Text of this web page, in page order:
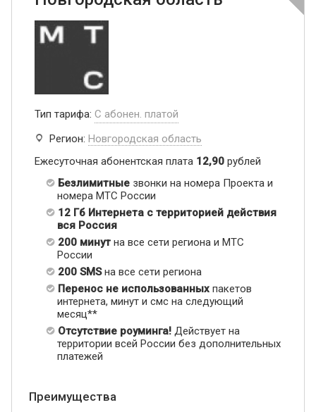
Тип тарифа: С абонен. платой
Регион: Новгородская область
Ежесуточная абонентская плата 12,90 рублей
Безлимитные звонки на номера Проекта и
номера МТС России
12 Гб Интернета с территорией действия
вся Россия
200 минут на все сети региона и МТС
России
200 SMSна все сети региона
Перенос не использованных пакетов
интернета, минут и смс на следующий
месяц**
Отсутствие роуминга! Действует на
территории всей России без дополнительных
платежей
Преимущества